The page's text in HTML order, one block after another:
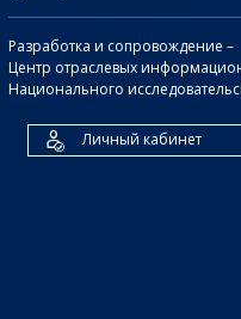
Разработка и сопровождение –
Центр отраслевых
Национального
Личный кабинет